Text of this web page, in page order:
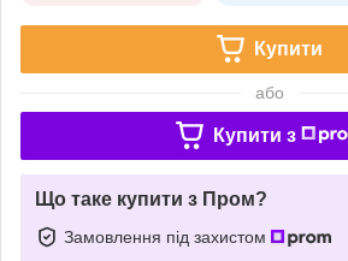
Купити
або
Купити з
Що таке купити з Пром?
Замовлення під захистом